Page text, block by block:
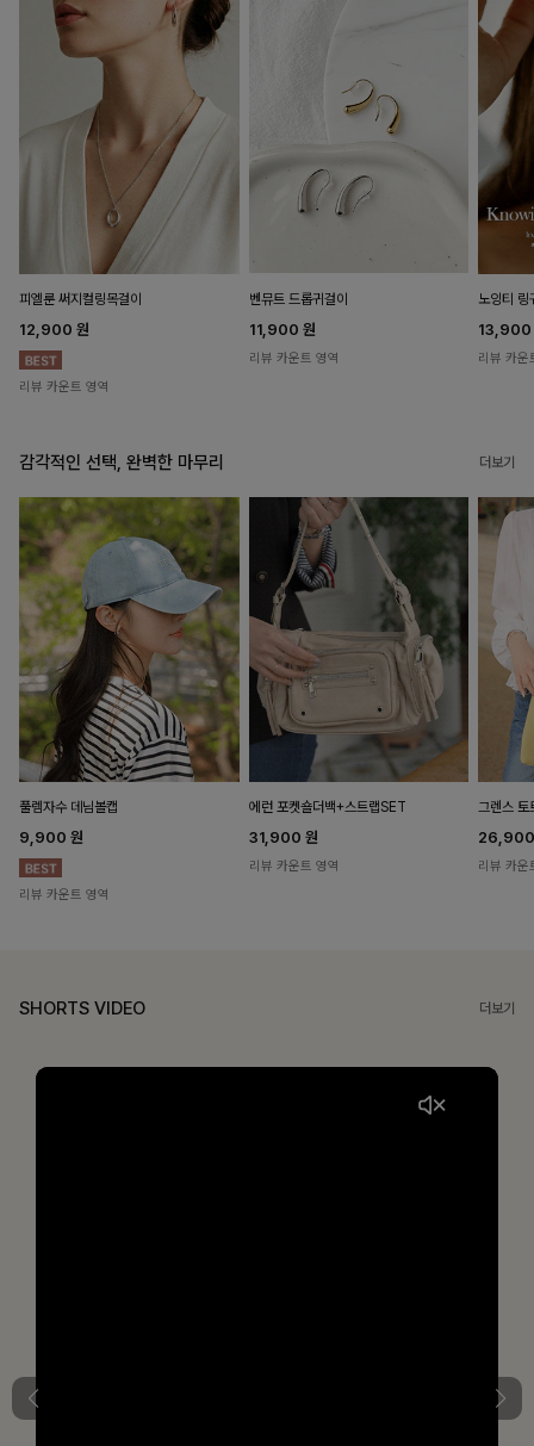
피엘룬 써지컬링목걸이
12,900 원
리뷰 카운트 영역
벤뮤트 드롭귀걸이
11,900 원
리뷰 카운트 영역
노잉티 링
리뷰 카운
감각적인 선택, 완벽한 마무리 더보기
풀렘자수 데님볼캡
9,900 원
리뷰 카운트 영역
에런 포켓숄더백+스트랩SET
31,900 원
리뷰 카운트 영역
그렌스
리뷰 카운
SHORTS VIDEO 더보기